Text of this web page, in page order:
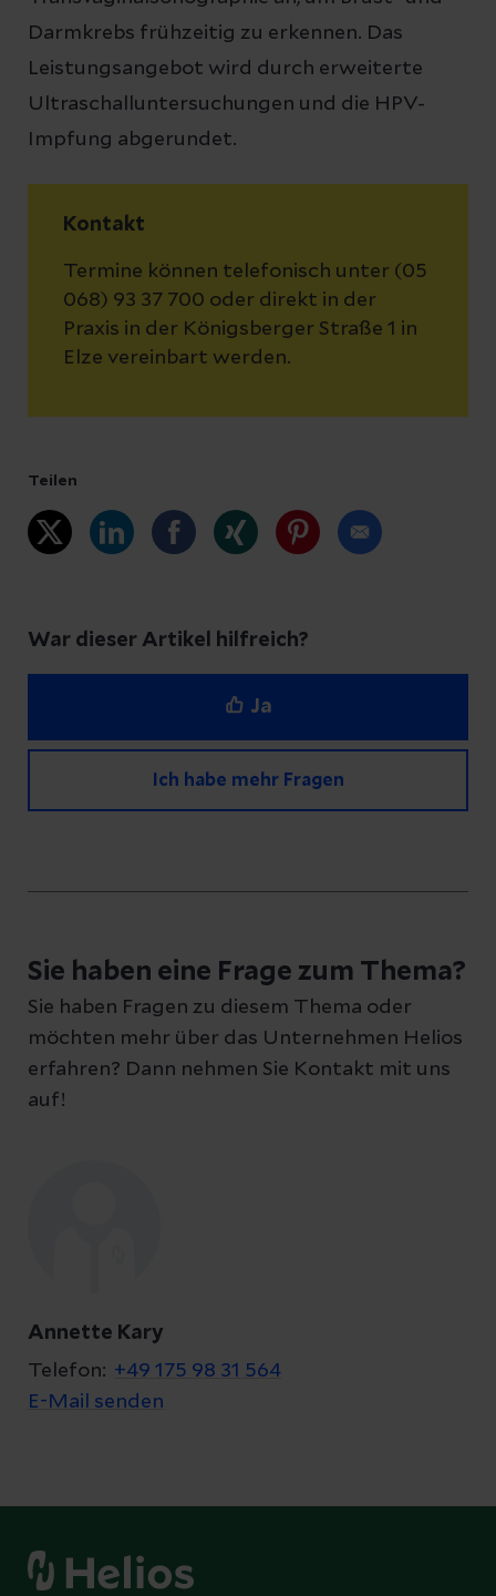
Darmkrebs frühzeitig zu erkennen. Das
Leistungsangebot wird durch erweiterte
Ultraschalluntersuchungen und die HPV-
Impfung abgerundet.
Kontakt
Termine können telefonisch unter (05
068) 93 37 700 oder direkt in der
Praxis in der Königsberger Straße 1 in
Elze vereinbart werden.
Teilen
War dieser Artikel hilfreich?
Ja
Ich habe mehr Fragen
Schreiben Sie uns eine Nachricht und geben
Sie Ihre E-Mail-Adresse an, damit wir uns bei
Ihnen melden können
Abschicken
Sie haben eine Frage zum Thema?
Sie haben Fragen zu diesem Thema oder
möchten mehr über das Unternehmen Helios
erfahren? Dann nehmen Sie Kontakt mit uns
auf!
Annette Kary
Telefon: +49 175 98 31 564
E-Mail senden